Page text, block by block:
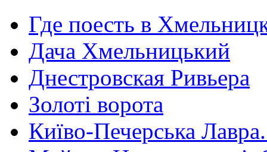
Где поесть в
Дача Хмельницький
Днестровская Ривьера
Золоті ворота
Київо-Печерська